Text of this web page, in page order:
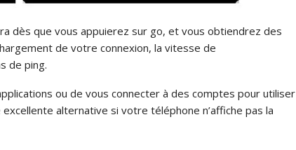
dès que vous appuierez sur go, et vous obtiendrez des
de votre connexion, la vitesse de
de ping.
ou de vous connecter à des comptes pour utiliser
alternative si votre téléphone n’affiche pas la